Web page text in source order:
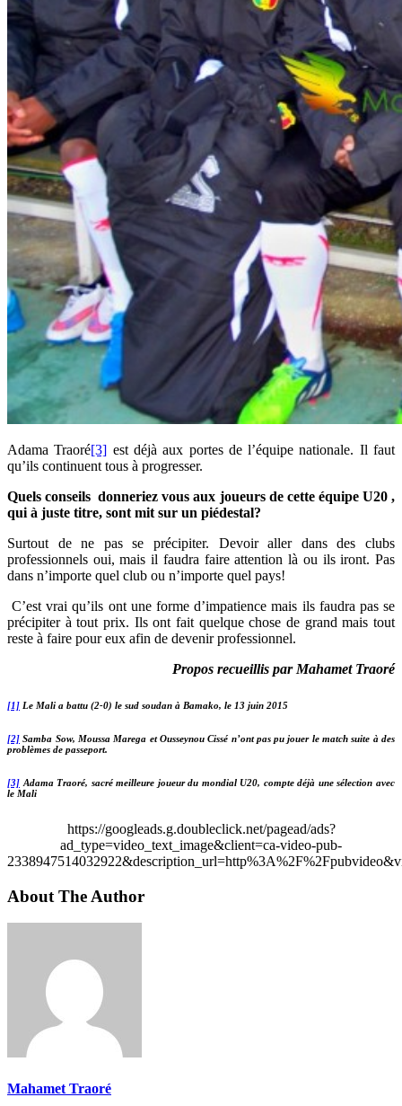
Adama Traoré[3] est déjà aux portes de l’équipe nationale. Il faut
qu’ils continuent tous à progresser.
Quels conseils donneriez vous aux joueurs de cette équipe U20 ,
qui à juste titre, sont mit sur un piédestal?
Surtout de ne pas se précipiter. Devoir aller dans des clubs
professionnels oui, mais il faudra faire attention là ou ils iront. Pas
dans n’importe quel club ou n’importe quel pays!
C’est vrai qu’ils ont une forme d’impatience mais ils faudra pas se
précipiter à tout prix. Ils ont fait quelque chose de grand mais tout
reste à faire pour eux afin de devenir professionnel.
Propos recueillis par Mahamet Traoré
[1] Le Mali a battu (2-0) le sud soudan à Bamako, le 13 juin 2015
[2] Samba Sow, Moussa Marega et Ousseynou Cissé n’ont pas pu jouer le match suite à des
problèmes de passeport.
[3] Adama Traoré, sacré meilleure joueur du mondial U20, compte déjà une sélection avec
le Mali
https://googleads.g.doubleclick.net/pagead/ads?
ad_type=video_text_image&client=ca-video-pub-
About The Author
Mahamet Traoré